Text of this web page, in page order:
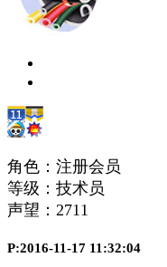
角色：注册会员
等级：技术员
声望： 2711
P:2016-11-17 11:32:04